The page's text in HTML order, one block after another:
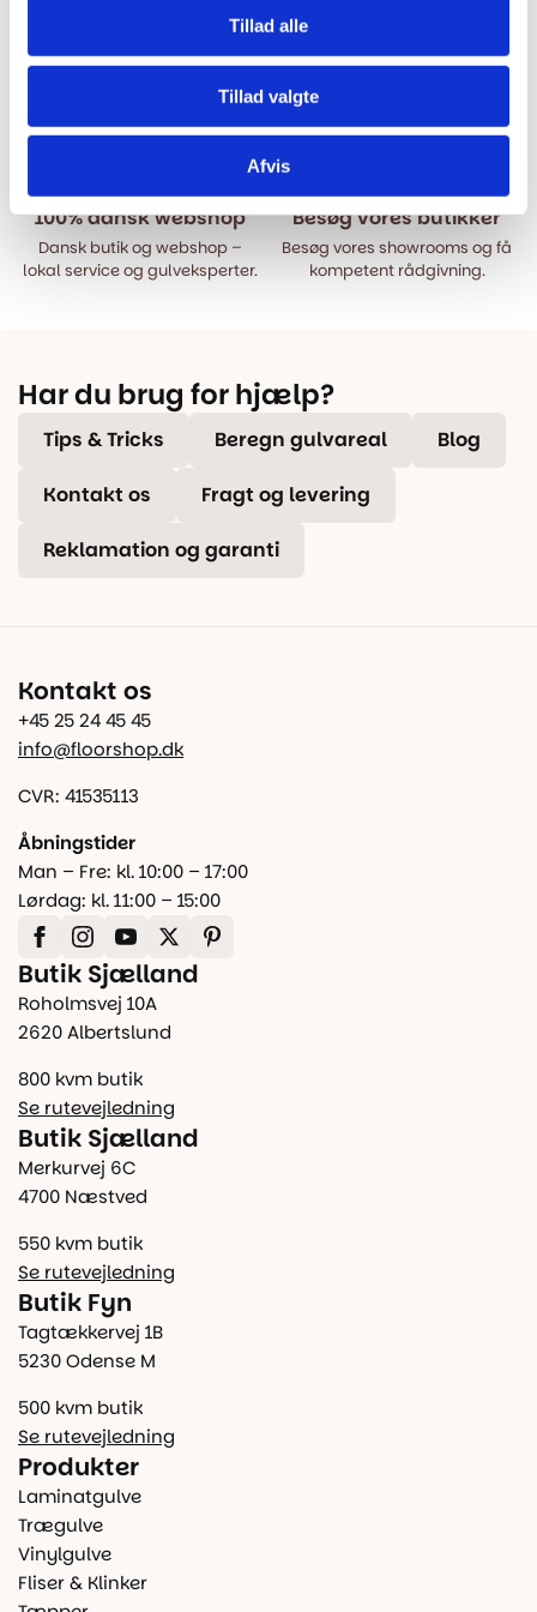
Tillad alle
Tillad valgte
Afvis
Prisgaranti
Vi har Danmarks billigste priser
Hurtig levering
Bestil inden kl. 15.00 – vi
afsender samme dag, når
varen er på lager.
100% dansk webshop
Dansk butik og webshop –
lokal service og gulveksperter.
Besøg vores butikker
Besøg vores showrooms og få
kompetent rådgivning.
Har du brug for hjælp?
Tips & Tricks Beregn gulvareal Blog
Kontakt os Fragt og levering
Reklamation og garanti
Kontakt os
+45 25 24 45 45
info@floorshop.dk
CVR: 41535113
Åbningstider
Man – Fre: kl. 10:00 – 17:00
Lørdag: kl. 11:00 – 15:00
Butik Sjælland
Roholmsvej 10A
2620 Albertslund
800 kvm butik
Se rutevejledning
Butik Sjælland
Merkurvej 6C
4700 Næstved
550 kvm butik
Se rutevejledning
Butik Fyn
Tagtækkervej 1B
5230 Odense M
500 kvm butik
Se rutevejledning
Produkter
Laminatgulve
Trægulve
Vinylgulve
Fliser & Klinker